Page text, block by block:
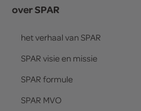
over SPAR
het verhaal van SPAR
SPAR visie en missie
SPAR formule
SPAR MVO